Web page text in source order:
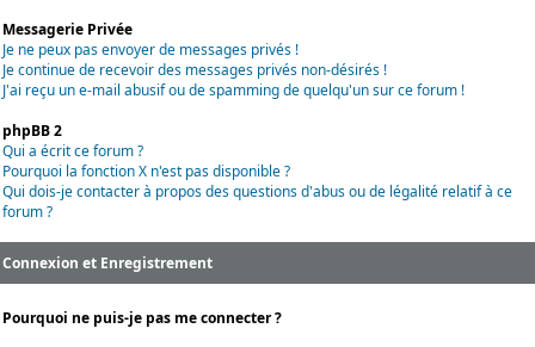
Messagerie Privée
Je ne peux pas envoyer de messages privés !
Je continue de recevoir des messages privés non-désirés !
J'ai reçu un e-mail abusif ou de spamming de quelqu'un sur ce forum !
phpBB 2
Qui a écrit ce forum ?
Pourquoi la fonction X n'est pas disponible ?
Qui dois-je contacter à propos des questions d'abus ou de légalité relatif à ce
forum ?
Connexion et Enregistrement
Pourquoi ne puis-je pas me connecter ?